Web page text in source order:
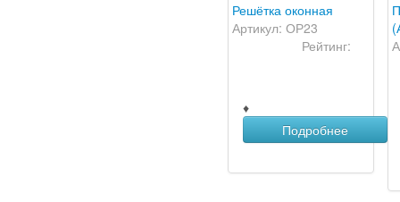
Решётка оконная
Артикул: ОР23
Рейтинг:
♦
Подробнее